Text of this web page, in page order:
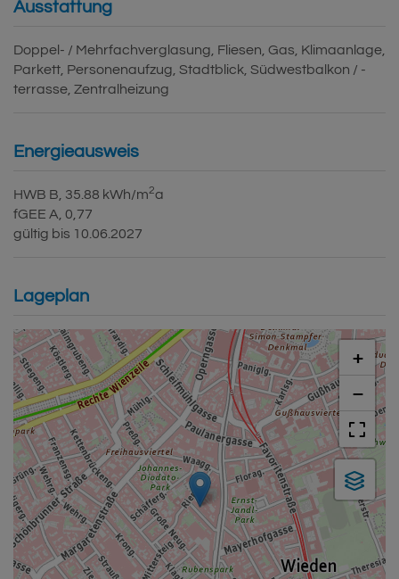
Ausstattung
Doppel- / Mehrfachverglasung Fliesen Gas Klimaanlage
Parkett Personenaufzug Stadtblick Südwestbalkon / -
terrasse Zentralheizung
Energieausweis
HWB B, 35.88 kWh/m2a
fGEE A, 0,77
gültig bis 10.06.2027
Lageplan
+
−